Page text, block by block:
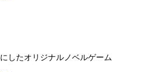
したオリジナルノベルゲーム